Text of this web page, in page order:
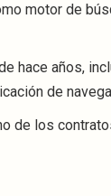
motor de
hace años,
de
de los